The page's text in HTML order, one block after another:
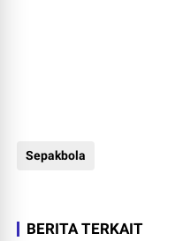
Sepakbola
BERITA TERKAIT